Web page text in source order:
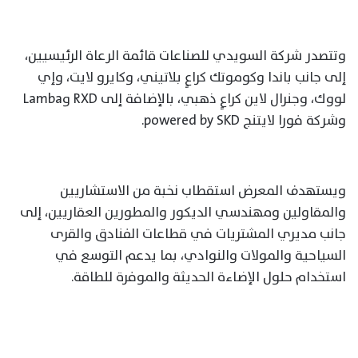
وتتصدر شركة السويدي للصناعات قائمة الرعاة الرئيسيين،
إلى جانب باندا وكوموتك كراعٍ بلاتيني، وكايرو لايت، وإي
لووك، وجنرال لاين كراعٍ ذهبي، بالإضافة إلى RXD وLamba
وشركة فورا لايتنج powered by SKD.
ويستهدف المعرض استقطاب نخبة من الاستشاريين
والمقاولين ومهندسي الديكور والمطورين العقاريين، إلى
جانب مديري المشتريات في قطاعات الفنادق والقرى
السياحية والمولات والنوادي، بما يدعم التوسع في
استخدام حلول الإضاءة الحديثة والموفرة للطاقة.